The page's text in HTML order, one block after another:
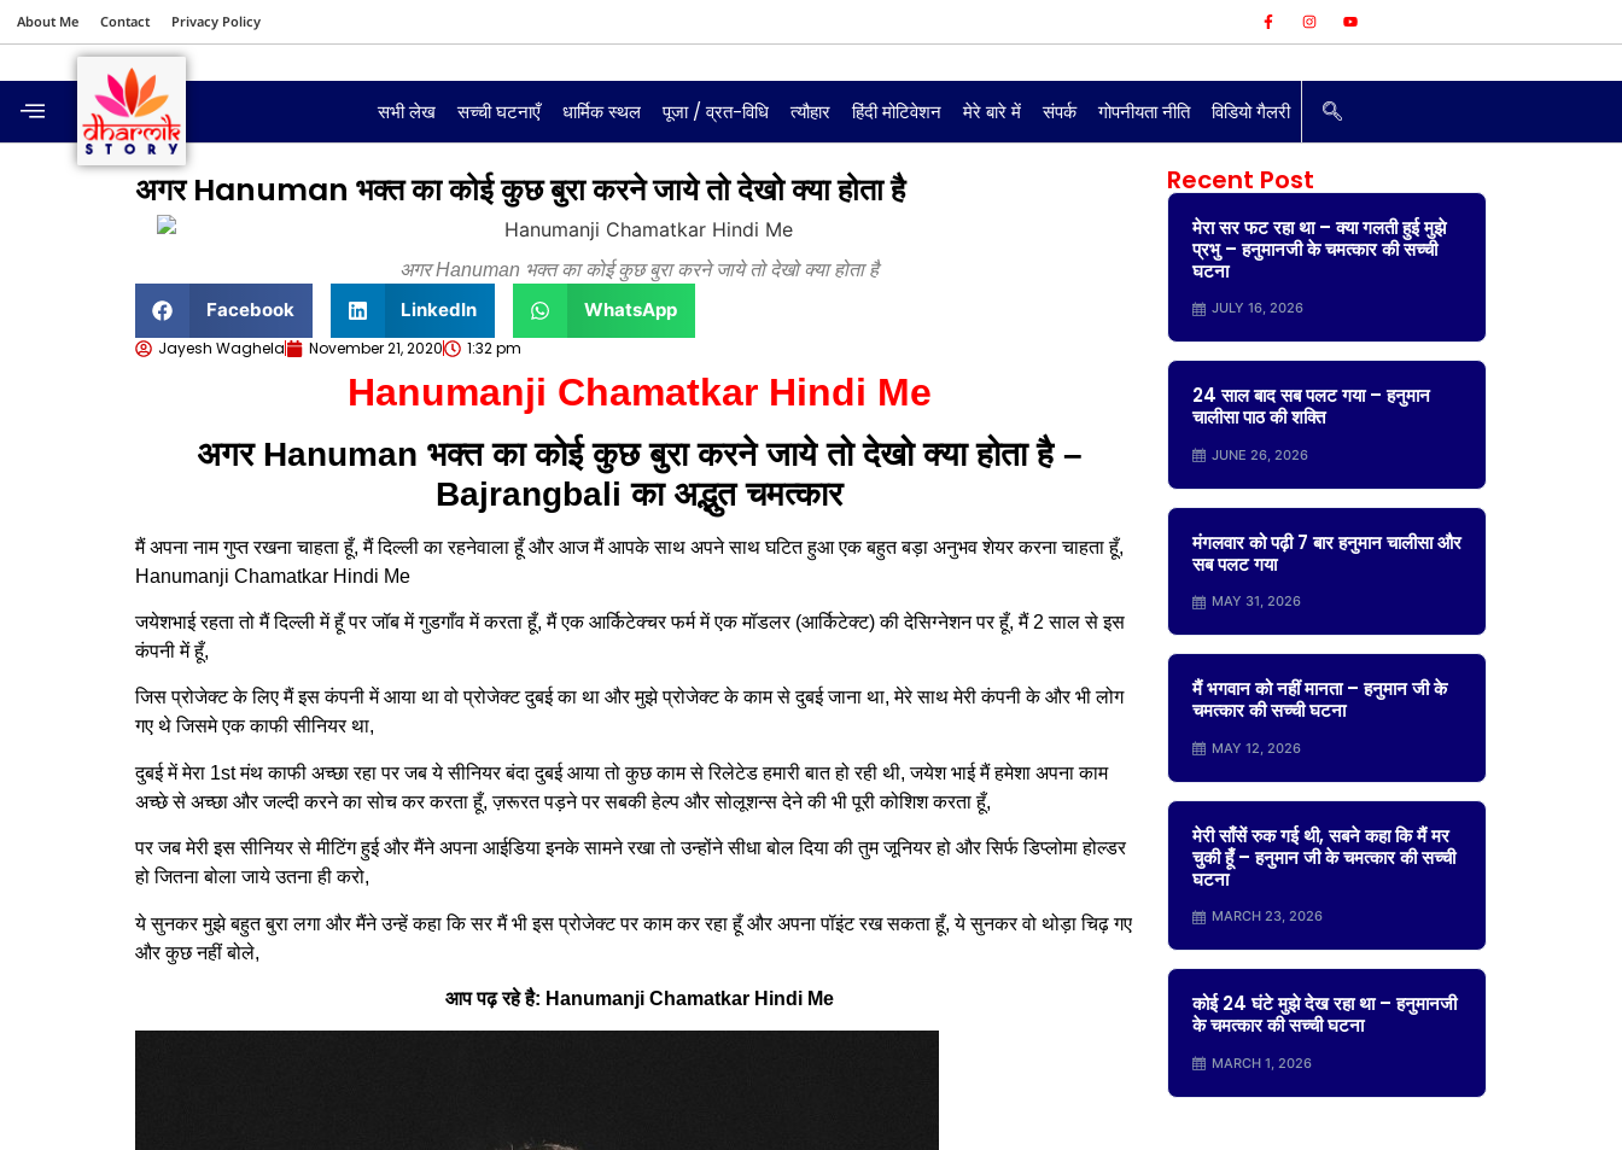
About Me Contact Privacy Policy
सभी लेख सच्ची घटनाएँ धार्मिक स्थल पूजा / व्रत-विधि त्यौहार हिंदी मोटिवेशन मेरे बारे में संपर्क गोपनीयता नीति विडियो गैलरी
अगर Hanuman भक्त का कोई कुछ बुरा करने जाये तो देखो क्या होता है
अगर Hanuman भक्त का कोई कुछ बुरा करने जाये तो देखो क्या होता है
Facebook LinkedIn WhatsApp
Jayesh Waghela November 21, 2020 1:32 pm
Hanumanji Chamatkar Hindi Me
अगर Hanuman भक्त का कोई कुछ बुरा करने जाये तो देखो क्या होता है –
Bajrangbali का अद्भुत चमत्कार
मैं अपना नाम गुप्त रखना चाहता हूँ, मैं दिल्ली का रहनेवाला हूँ और आज मैं आपके साथ अपने साथ घटित हुआ एक बहुत बड़ा अनुभव शेयर करना चाहता हूँ,
Hanumanji Chamatkar Hindi Me
जयेशभाई रहता तो मैं दिल्ली में हूँ पर जॉब में गुडगाँव में करता हूँ, मैं एक आर्किटेक्चर फर्म में एक मॉडलर (आर्किटेक्ट) की देसिग्नेशन पर हूँ, मैं 2 साल से इस
कंपनी में हूँ,
जिस प्रोजेक्ट के लिए मैं इस कंपनी में आया था वो प्रोजेक्ट दुबई का था और मुझे प्रोजेक्ट के काम से दुबई जाना था, मेरे साथ मेरी कंपनी के और भी लोग
गए थे जिसमे एक काफी सीनियर था,
दुबई में मेरा 1st मंथ काफी अच्छा रहा पर जब ये सीनियर बंदा दुबई आया तो कुछ काम से रिलेटेड हमारी बात हो रही थी, जयेश भाई मैं हमेशा अपना काम
अच्छे से अच्छा और जल्दी करने का सोच कर करता हूँ, ज़रूरत पड़ने पर सबकी हेल्प और सोलूशन्स देने की भी पूरी कोशिश करता हूँ,
पर जब मेरी इस सीनियर से मीटिंग हुई और मैंने अपना आईडिया इनके सामने रखा तो उन्होंने सीधा बोल दिया की तुम जूनियर हो और सिर्फ डिप्लोमा होल्डर
हो जितना बोला जाये उतना ही करो,
ये सुनकर मुझे बहुत बुरा लगा और मैंने उन्हें कहा कि सर मैं भी इस प्रोजेक्ट पर काम कर रहा हूँ और अपना पॉइंट रख सकता हूँ, ये सुनकर वो थोड़ा चिढ़ गए
और कुछ नहीं बोले,
आप पढ़ रहे है: Hanumanji Chamatkar Hindi Me
Recent Post
मेरा सर फट रहा था – क्या गलती हुई मुझे
प्रभु – हनुमानजी के चमत्कार की सच्ची
घटना
JULY 16, 2026
24 साल बाद सब पलट गया – हनुमान
चालीसा पाठ की शक्ति
JUNE 26, 2026
मंगलवार को पढ़ी 7 बार हनुमान चालीसा और
सब पलट गया
MAY 31, 2026
मैं भगवान को नहीं मानता – हनुमान जी के
चमत्कार की सच्ची घटना
MAY 12, 2026
मेरी साँसें रुक गई थी, सबने कहा कि मैं मर
चुकी हूँ – हनुमान जी के चमत्कार की सच्ची
घटना
MARCH 23, 2026
कोई 24 घंटे मुझे देख रहा था – हनुमानजी
के चमत्कार की सच्ची घटना
MARCH 1, 2026